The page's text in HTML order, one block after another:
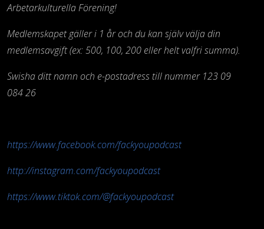
Arbetarkulturella Förening!
Medlemskapet gäller i 1 år och du kan själv välja din
medlemsavgift (ex: 500, 100, 200 eller helt valfri summa).
Swisha ditt namn och e-postadress till nummer 123 09
084 26
https://www.facebook.com/fackyoupodcast
http://instagram.com/fackyoupodcast
https://www.tiktok.com/@fackyoupodcast